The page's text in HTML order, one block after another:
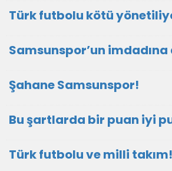
Türk futbolu kötü
Samsunspor’un
Şahane Samsunspor!
Bu şartlarda bir puan iyi
Türk futbolu ve milli takım!